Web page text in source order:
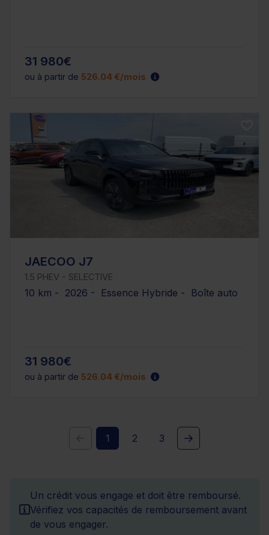
31 980€
ou à partir de 526.04 €/mois
JAECOO J7
1.5 PHEV - SELECTIVE
10 km - 2026 - Essence Hybride - Boîte auto
31 980€
ou à partir de 526.04 €/mois
1 2 3
Un crédit vous engage et doit être remboursé.
Vérifiez vos capacités de remboursement avant
de vous engager.